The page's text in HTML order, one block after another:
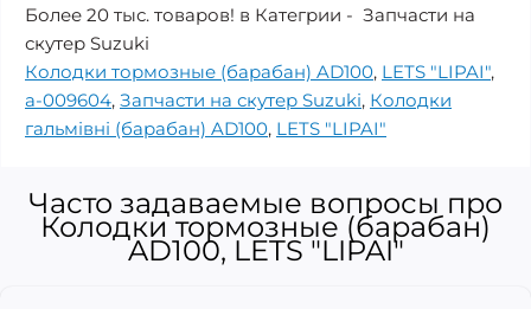
Более 20 тыс. товаров! в Категрии - Запчасти на
скутер Suzuki
Колодки тормозные (барабан) AD100, LETS "LIPAI",
a-009604, Запчасти на скутер Suzuki, Колодки
гальмівні (барабан) AD100, LETS "LIPAI"
Часто задаваемые вопросы про
Колодки тормозные (барабан)
AD100, LETS "LIPAI"